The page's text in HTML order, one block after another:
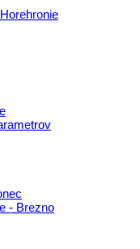
- Brezno